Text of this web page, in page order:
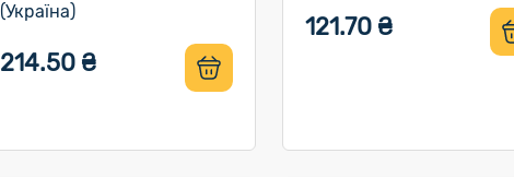
(Україна)
214.50 ₴
121.70 ₴